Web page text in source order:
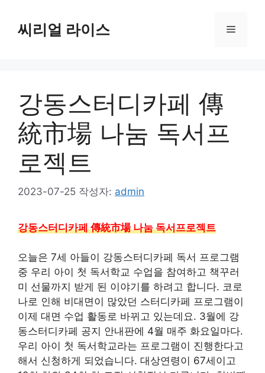
씨리얼 라이스 메
강동스터디카페 傳
統市場 나눔 독서프
로젝트
2023-07-25 작성자: admin
강동스터디카페 傳統市場 나눔 독서프로젝트
오늘은 7세 아들이 강동스터디카페 독서 프로그램
중 우리 아이 첫 독서학교 수업을 참여하고 책꾸러
미 선물까지 받게 된 이야기를 하려고 합니다. 코로
나로 인해 비대면이 많았던 스터디카페 프로그램이
이제 대면 수업 활동로 바뀌고 있는데요. 3월에 강
동스터디카페 공지 안내판에 4월 매주 화요일마다.
우리 아이 첫 독서학교라는 프로그램이 진행한다고
해서 신청하게 되었습니다. 대상연령이 67세이고